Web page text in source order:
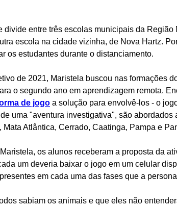
divide entre três escolas municipais da
escola na cidade vizinha, de Nova Hartz.
os estudantes durante o distanciamento.
de 2021, Maristela buscou nas formações
o segundo ano em aprendizagem remota.
de jogo a solução para envolvê-los - o
uma "aventura investigativa", são
Atlântica, Cerrado, Caatinga, Pampa e
os alunos receberam a proposta da
um deveria baixar o jogo em um celular
em cada uma das fases que a
sabiam os animais e que eles não